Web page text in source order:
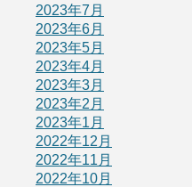
2023年7月
2023年6月
2023年5月
2023年4月
2023年3月
2023年2月
2023年1月
2022年12月
2022年11月
2022年10月